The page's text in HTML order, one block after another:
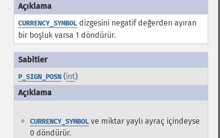
CURRENCY_SYMBOLdizgesini negatif değerden ayıran
bir boşluk varsa 1 döndürür.
P_SIGN_POSN(int)
CURRENCY_SYMBOLve miktar yaylı ayraç içindeyse
0 döndürür.